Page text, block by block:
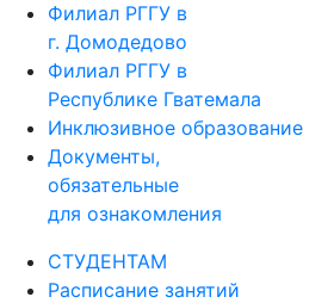
Филиал РГГУ в
г. Домодедово
Филиал РГГУ в
Республике Гватемала
Инклюзивное образование
Документы,
обязательные
для ознакомления
СТУДЕНТАМ
Расписание занятий